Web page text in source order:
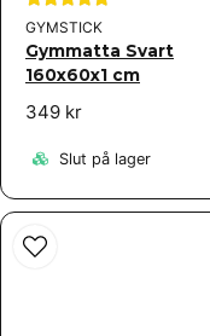
GYMSTICK
Gymmatta Svart
160x60x1 cm
349 kr
Slut på lager